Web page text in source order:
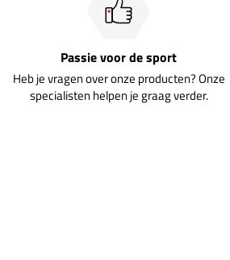
Passie voor de sport
Heb je vragen over onze producten? Onze
specialisten helpen je graag verder.